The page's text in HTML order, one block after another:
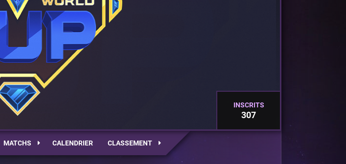
INSCRITS
307
MATCHS CALENDRIER CLASSEMENT